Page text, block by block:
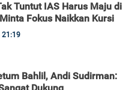
Tuntut IAS Harus Maju di
Fokus Naikkan Kursi
21:19
Bahlil, Andi Sudirman: